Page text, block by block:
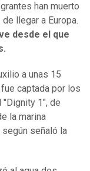
han muerto
llegar a Europa.
desde el que
a unas 15
captada por los
1", de
la marina
señaló la